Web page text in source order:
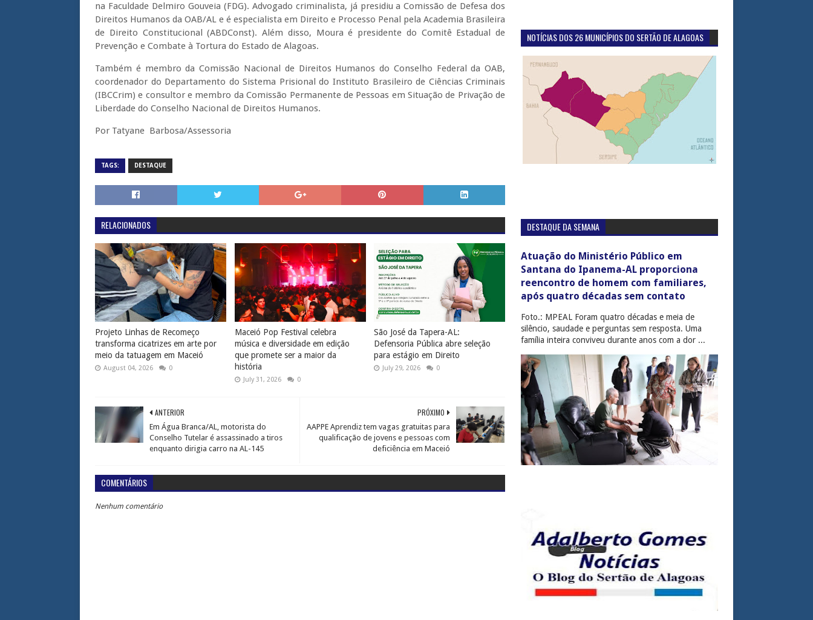
na Faculdade Delmiro Gouveia (FDG). Advogado criminalista, já presidiu a Comissão de Defesa dos
Direitos Humanos da OAB/AL e é especialista em Direito e Processo Penal pela Academia Brasileira
de Direito Constitucional (ABDConst). Além disso, Moura é presidente do Comitê Estadual de
Prevenção e Combate à Tortura do Estado de Alagoas.
Também é membro da Comissão Nacional de Direitos Humanos do Conselho Federal da OAB,
coordenador do Departamento do Sistema Prisional do Instituto Brasileiro de Ciências Criminais
(IBCCrim) e consultor e membro da Comissão Permanente de Pessoas em Situação de Privação de
Liberdade do Conselho Nacional de Direitos Humanos.
Por Tatyane Barbosa/Assessoria
TAGS: DESTAQUE
RELACIONADOS
Projeto Linhas de Recomeço
transforma cicatrizes em arte por
meio da tatuagem em Maceió
August 04, 2026 0
Maceió Pop Festival celebra
música e diversidade em edição
que promete ser a maior da
história
July 31, 2026 0
São José da Tapera-AL:
Defensoria Pública abre seleção
para estágio em Direito
July 29, 2026 0
PRÓXIMO
AAPPE Aprendiz tem vagas gratuitas para
qualificação de jovens e pessoas com
deficiência em Maceió
ANTERIOR
Em Água Branca/AL, motorista do
Conselho Tutelar é assassinado a tiros
enquanto dirigia carro na AL-145
COMENTÁRIOS
Nenhum comentário
NOTÍCIAS DOS 26 MUNICÍPIOS DO SERTÃO DE ALAGOAS
DESTAQUE DA SEMANA
Atuação do Ministério Público em
Santana do Ipanema-AL proporciona
reencontro de homem com familiares,
após quatro décadas sem contato
Foto.: MPEAL Foram quatro décadas e meia de
silêncio, saudade e perguntas sem resposta. Uma
família inteira conviveu durante anos com a dor ...